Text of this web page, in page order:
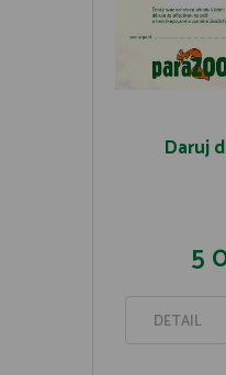
Daruj
5
DETAIL